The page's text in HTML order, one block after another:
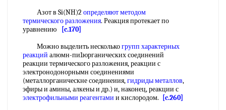
Азот в Si(NH)2определяют методом
термического разложения. Реакция протекает по
уравнению
[c.170]
Можно выделить несколькогрупп характерных
реакций алюмн-пи1юрганических соединений
реакции термического разложения, реакции с
электронодонорнымн соединениями
(металлорганическне соединеиия,гидриды металлов,
эфиры и амины, алкены и др.) и, наконец, реакции с
электрофильными реагентами и кислородом.
[c.260]